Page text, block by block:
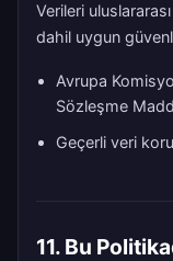
Verileri
dahil uygun
Avrupa
Sözleşme
Geçerli veri
11. Bu